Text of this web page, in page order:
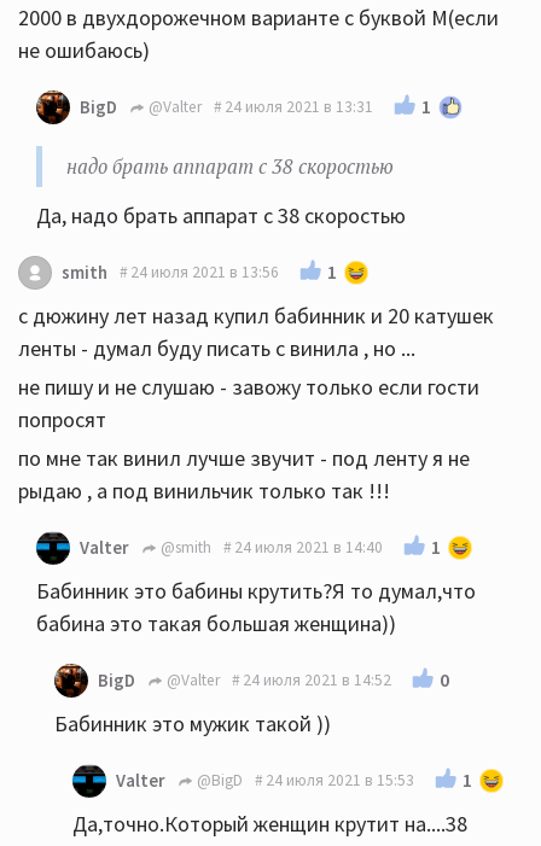
2000 в двухдорожечном варианте с буквой М(если
не ошибаюсь)
BigD @Valter 24 июля 2021 в 13:31 1
надо брать аппарат с 38 скоростью
Да, надо брать аппарат с 38 скоростью
smith 24 июля 2021 в 13:56 1
с дюжину лет назад купил бабинник и 20 катушек
ленты - думал буду писать с винила , но ...
не пишу и не слушаю - завожу только если гости
попросят
по мне так винил лучше звучит - под ленту я не
рыдаю , а под винильчик только так !!!
Valter @smith 24 июля 2021 в 14:40 1
Бабинник это бабины крутить?Я то думал,что
бабина это такая большая женщина))
BigD @Valter 24 июля 2021 в 14:52 0
Бабинник это мужик такой ))
Valter @BigD 24 июля 2021 в 15:53 1
Да,точно.Который женщин крутит на....38